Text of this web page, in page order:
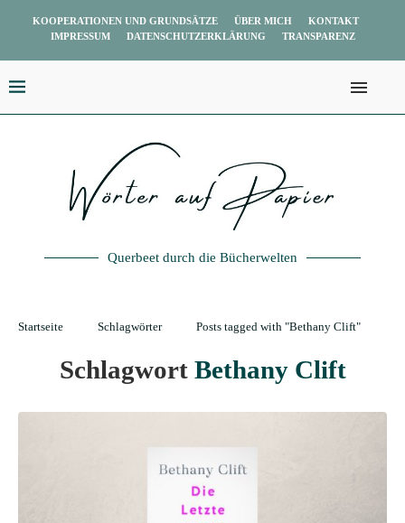
KOOPERATIONEN UND GRUNDSÄTZE ÜBER MICH
KONTAKT
IMPRESSUM
DATENSCHUTZERKLÄRUNG TRANSPARENZ
Querbeet durch die Bücherwelten
Startseite Schlagwörter Posts tagged with "Bethany Clift"
Schlagwort Bethany Clift